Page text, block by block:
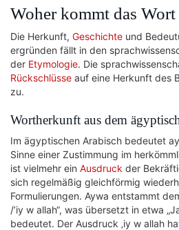
Woher kommt das Wort
Die Herkunft, Geschichte und
ergründen fällt in den
der Etymologie. Die
Rückschlüsse auf eine Herkunft des
zu.
Wortherkunft aus dem
Im ägyptischen Arabisch bedeutet
Sinne einer Zustimmung im
ist vielmehr ein Ausdruck der
sich regelmäßig gleichförmig
Formulierungen. Aywa entstammt
/’iy w allah“, was übersetzt in etwa
bedeutet. Der Ausdruck ‚iy w allah